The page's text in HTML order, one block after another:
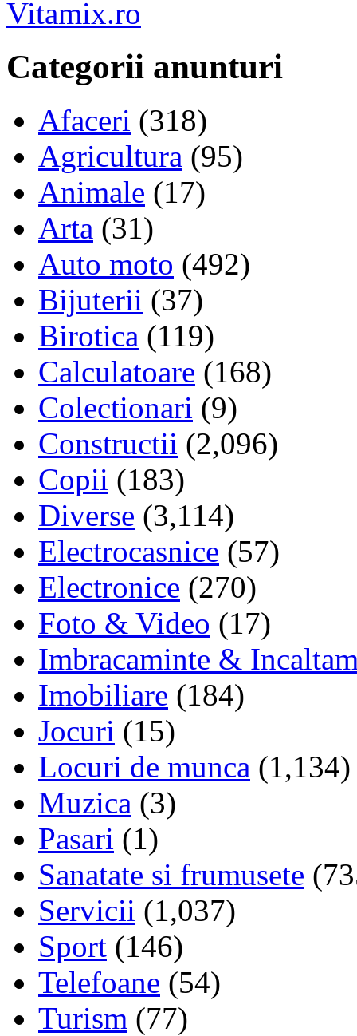
Vitamix.ro
Categorii anunturi
Afaceri (318)
Agricultura (95)
Animale (17)
Arta (31)
Auto moto (492)
Bijuterii (37)
Birotica (119)
Calculatoare (168)
Colectionari (9)
Constructii (2,096)
Copii (183)
Diverse (3,114)
Electrocasnice (57)
Electronice (270)
Foto & Video (17)
Imbracaminte &
Imobiliare (184)
Jocuri (15)
Locuri de munca (1,134)
Muzica (3)
Pasari (1)
Sanatate si frumusete
Servicii (1,037)
Sport (146)
Telefoane (54)
Turism (77)